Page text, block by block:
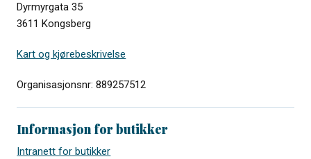
Dyrmyrgata 35
3611 Kongsberg
Kart og kjørebeskrivelse
Organisasjonsnr: 889257512
Informasjon for butikker
Intranett for butikker